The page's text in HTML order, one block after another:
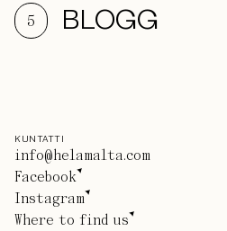
5 BLOGG
KUNTATTI
info@helamalta.com
Facebook
Instagram
Where to find us